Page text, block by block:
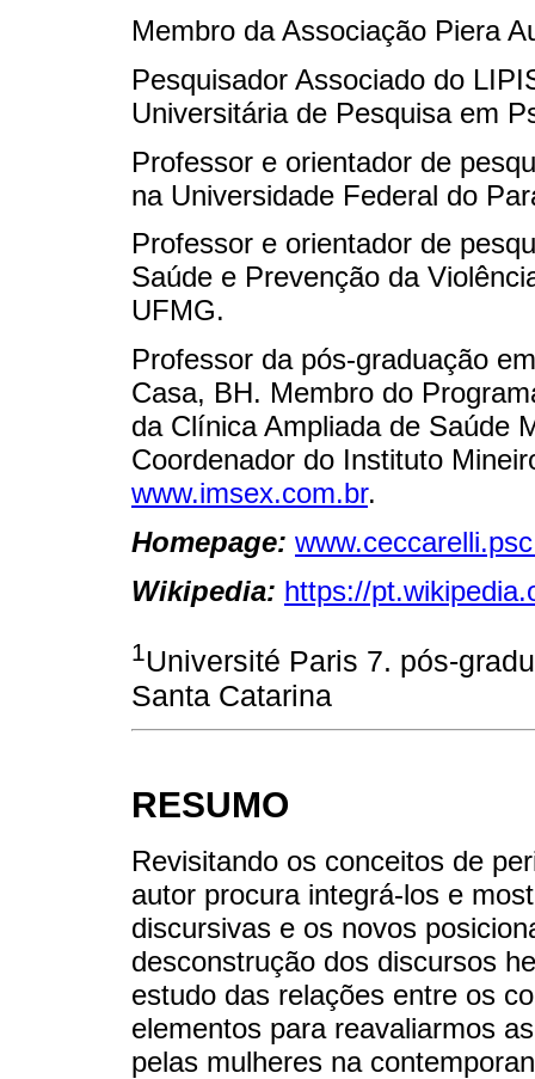
Membro da Associação Piera
Pesquisador Associado do
Universitária de Pesquisa em
Professor e orientador de
na Universidade Federal do
Professor e orientador de
Saúde e Prevenção da
UFMG.
Professor da pós-graduação
Casa, BH. Membro do
da Clínica Ampliada de Saúde
Coordenador do Instituto
www.imsex.com.br.
Homepage:
Wikipedia: https://
1Université Paris 7. pós-
Santa Catarina
RESUMO
Revisitando os conceitos de
autor procura integrá-los e
discursivas e os novos
desconstrução dos discursos
estudo das relações entre os
elementos para reavaliarmos
pelas mulheres na